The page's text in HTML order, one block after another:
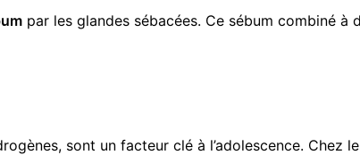
par les glandes sébacées. Ce sébum combiné
sont un facteur clé à l’adolescence.